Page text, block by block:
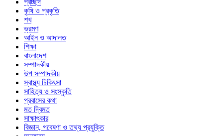
প্রচ্ছদ
কৃষি ও প্রকৃতি
শখ
ভ্রমণ
আইন ও আদালত
শিক্ষা
বাংলাদেশ
সম্পাদকীয়
উপ সম্পাদকীয়
স্বাস্থ্য চিকিৎসা
সাহিত্য ও সংস্কৃতি
প্রবাসের কথা
মত দ্বিমত
সাক্ষাৎকার
বিজ্ঞান, গবেষণা ও তথ্য প্রযুক্তি